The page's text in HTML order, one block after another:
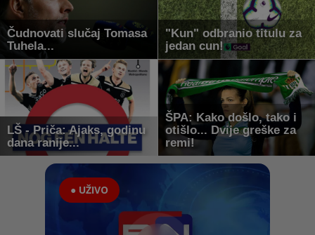
Čudnovati slučaj Tomasa
Tuhela...
"Kun" odbranio titulu za
jedan cun!
LŠ - Priča: Ajaks, godinu
dana ranije...
ŠPA: Kako došlo, tako i
otišlo... Dvije greške za
remi!
● UŽIVO